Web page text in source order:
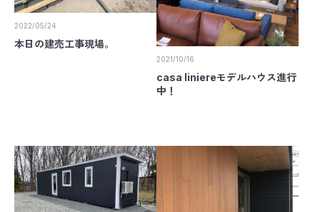
2022/05/24
本日の建売工事現場。
2021/10/16
casa liniereモデルハウス進行
中！